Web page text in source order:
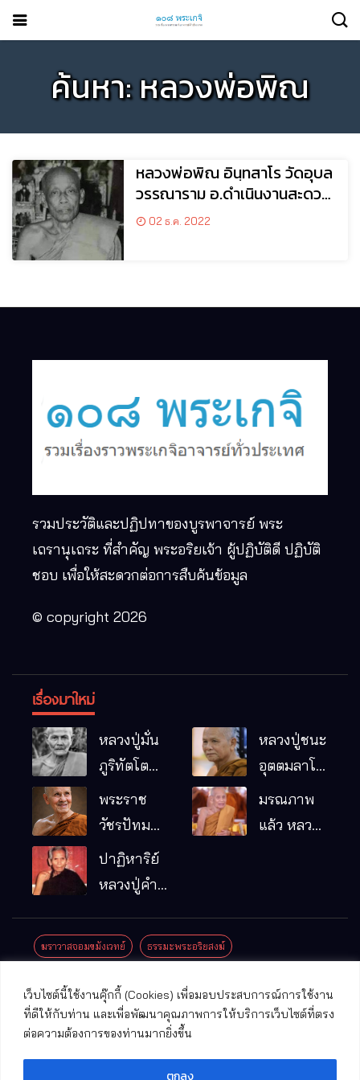
เว็บไซต์นี้ใช้งานคุ๊กกี้ (Cookies) เพื่อมอบประสบการณ์การใช้งาน
ที่ดีให้กับท่าน และเพื่อพัฒนาคุณภาพการให้บริการเว็บไซต์ที่ตรง
ต่อความต้องการของท่านมากยิ่งขึ้น
ตกลง
ค้นหา: หลวงพ่อพิณ
หลวงพ่อพิณ อินฺทสาโร วัด​อุบล​
วรรณาราม​ อ.ดำเนินงาน​สะดวก​
จ.ราชบุรี
02 ธ.ค. 2022
รวมประวัติและปฏิปทาของบูรพาจารย์ พระ
เถรานุเถระ ที่สำคัญ พระอริยเจ้า ผู้ปฏิบัติดี ปฏิบัติ
ชอบ เพื่อให้สะดวกต่อการสืบค้นข้อมูล
© copyright 2026
เรื่องมาใหม่
หลวงปู่มั่น
ภูริทัตโต
พระอริยเจ้า
ผู้เป็นบิดา
รมฐาน
หลวงปู่ชนะ
อุตตมลาโภ
หมากอื๋อ
พระราช
วัชรปัทม
คุณ (หลวง
ปู่บัวเกตุ
แล้ว วัดป่า
อ.แม่ริม
จ.เชียงใหม่
มรณภาพ
แล้ว หลวง
ปาฏิหาริย์
หลวงปู่คำ
มณี
ฆราวาสจอมขมังเวทย์ ธรรมะพระอริยสงฆ์
ปาฏิหาริย์พระเครื่อง
พระพุทธรูปศักดิ์สิทธิ์ วัดที่สําคัญ